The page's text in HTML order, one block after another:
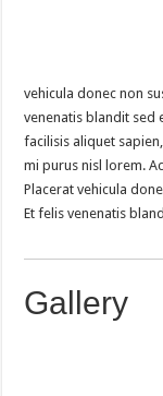
vehicula donec non
venenatis blandit sed
facilisis aliquet
mi purus nisl lorem.
Placerat vehicula
Et felis venenatis
Gallery